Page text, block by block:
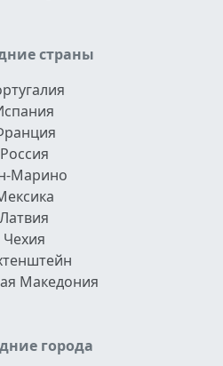
страны
Россия
Марино
Латвия
Чехия
Македония
города